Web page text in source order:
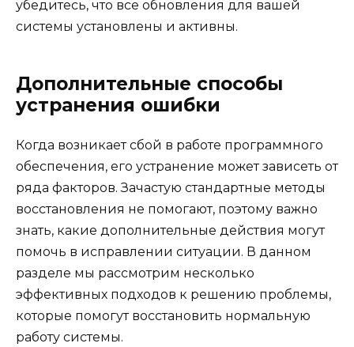
убедитесь, что все обновления для вашей
системы установлены и активны.
Дополнительные способы
устранения ошибки
Когда возникает сбой в работе программного
обеспечения, его устранение может зависеть от
ряда факторов. Зачастую стандартные методы
восстановления не помогают, поэтому важно
знать, какие дополнительные действия могут
помочь в исправлении ситуации. В данном
разделе мы рассмотрим несколько
эффективных подходов к решению проблемы,
которые помогут восстановить нормальную
работу системы.